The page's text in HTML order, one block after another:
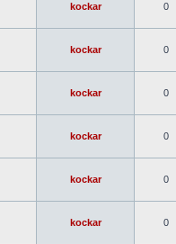
kockar 0
kockar 0
kockar 0
kockar 0
kockar 0
kockar 0